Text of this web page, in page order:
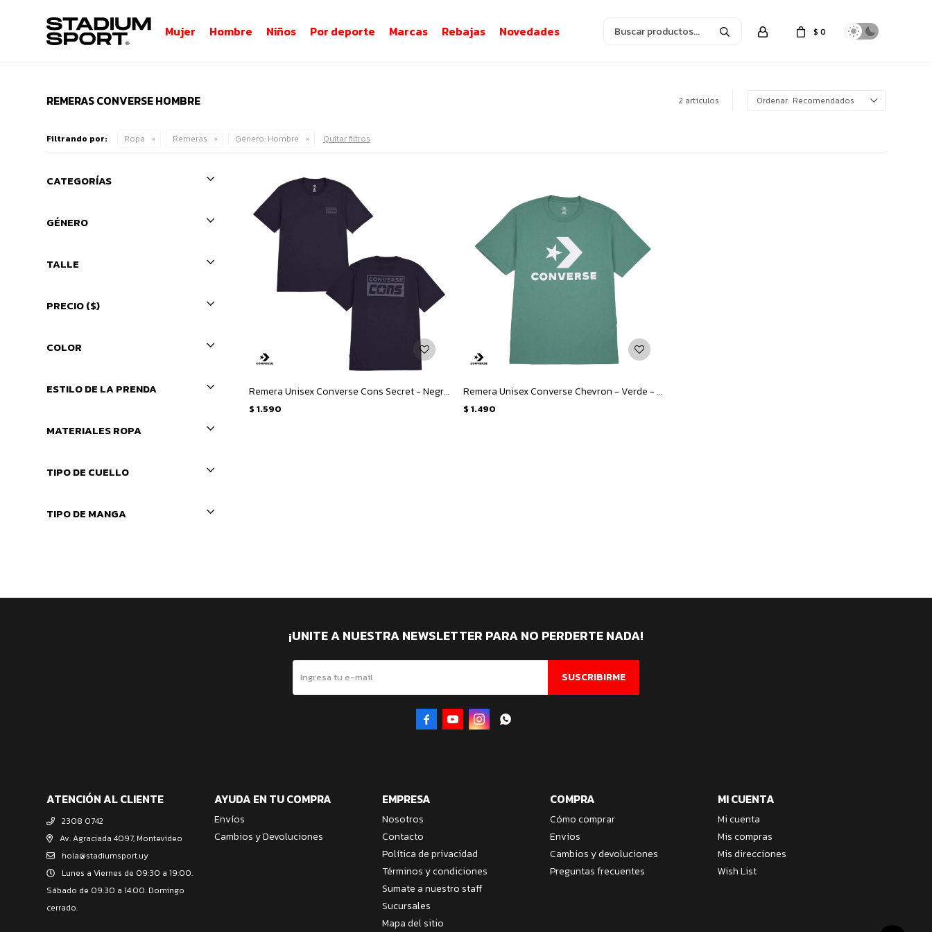
Mujer Hombre Niños Por deporte Marcas Rebajas Novedades $ 0
REMERAS CONVERSE HOMBRE 2 artículos Recomendados
Filtrando por: Ropa Remeras Género: Hombre Quitar filtros
Remera Unisex Converse Cons Secret - Negro
$ 1.590
Remera Unisex Converse Chevron - Verde - Blanco
$ 1.490
CATEGORÍAS
GÉNERO
TALLE
PRECIO($)
COLOR
ESTILO DE LA PRENDA
MATERIALES ROPA
TIPO DE CUELLO
TIPO DE MANGA
ATENCIÓN AL CLIENTE
2308 0742
Av. Agraciada 4097, Montevideo
hola@stadiumsport.uy
Lunes a Viernes de 09:30 a 19:00.
Sábado de 09:30 a 14:00. Domingo
cerrado.
AYUDA EN TU COMPRA
Envíos
Cambios y Devoluciones
EMPRESA
Nosotros
Contacto
Política de privacidad
Términos y condiciones
Sumate a nuestro staff
Sucursales
Mapa del sitio
COMPRA
Cómo comprar
Envíos
Cambios y devoluciones
Preguntas frecuentes
MI CUENTA
Mi cuenta
Mis compras
Mis direcciones
Wish List
¡UNITE A NUESTRA NEWSLETTER PARA NO PERDERTE NADA!
SUSCRIBIRME
   